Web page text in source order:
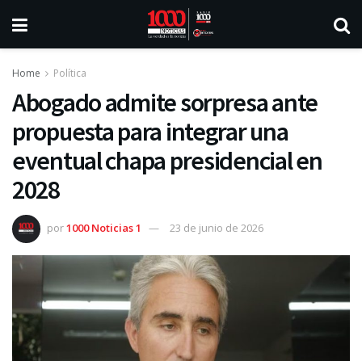
Home Política
Abogado admite sorpresa ante
propuesta para integrar una
eventual chapa presidencial en
2028
por1000 Noticias 1 23 de junio de 2026